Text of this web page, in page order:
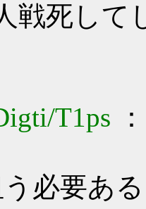
戦死して
T1ps
必要あ